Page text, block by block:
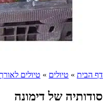
דף הבית » טיולים » טיולים
סודותיה של דימונה